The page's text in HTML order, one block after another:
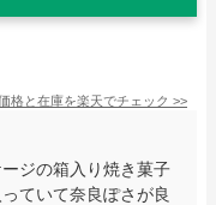
格と在庫を楽天でチェック >>
ジの箱入り焼き菓子
ていて奈良ぽさが良